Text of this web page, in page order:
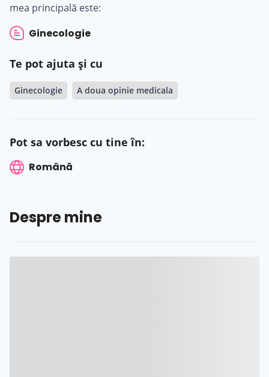
mea principală este:
Ginecologie
Te pot ajuta și cu
Ginecologie A doua opinie medicala
Pot sa vorbesc cu tine în:
Română
Despre mine